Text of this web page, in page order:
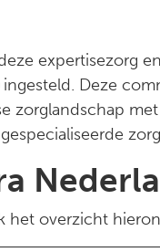
expertisezorg
Deze
zorglandschap
het overzicht